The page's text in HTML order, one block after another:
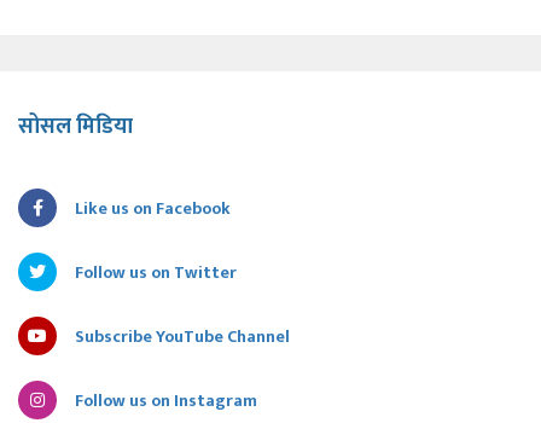
सोसल मिडिया
Like us on Facebook
Follow us on Twitter
Subscribe YouTube Channel
Follow us on Instagram